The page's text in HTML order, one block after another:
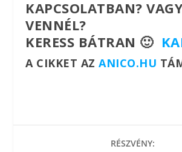
KAPCSOLATBAN?
VENNÉL?
KERESS BÁTRAN 🙂
A CIKKET AZANICO.HU
RÉSZVÉNY: